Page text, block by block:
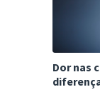
Dor nas